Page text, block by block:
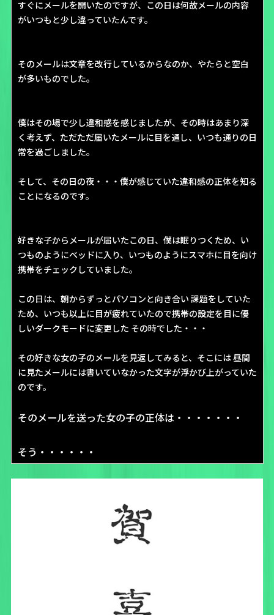
すぐにメールを開いたのですが、この日は何故メールの内容
がいつもと少し違っていたんです。
そのメールは文章を改行しているからなのか、やたらと空白
が多いものでした。
僕はその場で少し違和感を感じましたが、その時はあまり深
く考えず、ただただ届いたメールに目を通し、いつも通りの日
常を過ごしました。
そして、その日の夜・・・僕が感じていた違和感の正体を知る
ことになるのです。
好きな子からメールが届いたこの日、僕は眠りつくため、い
つものようにベッドに入り、いつものようにスマホに目を向け
携帯をチェックしていました。
この日は、朝からずっとパソコンと向き合い 課題をしていた
ため、いつも以上に目が疲れていたので携帯の設定を目に優
しいダークモードに変更した その時でした・・・
その好きな女の子のメールを見返してみると、そこには 昼間
に見たメールには書いていなかった文字が浮かび上がっていた
のです。
そのメールを送った女の子の正体は・・・・・・・
そう・・・・・・